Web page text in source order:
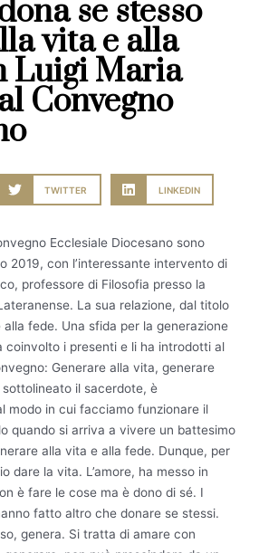
se stesso
vita e alla
Luigi Maria
Convegno
TWITTER LINKEDIN
Ecclesiale Diocesano sono
2019, con l’interessante intervento di
professore di Filosofia presso la
La sua relazione, dal titolo
fede. Una sfida per la generazione
coinvolto i presenti e li ha introdotti al
Generare alla vita, generare
il sacerdote, è
modo in cui facciamo funzionare il
quando si arriva a vivere un battesimo
alla vita e alla fede. Dunque, per
dare la vita. L’amore, ha messo in
è fare le cose ma è dono di sé. I
fatto altro che donare se stessi.
genera. Si tratta di amare con